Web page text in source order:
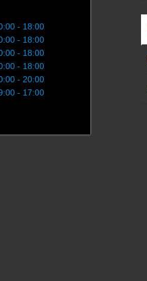
- 18:00
- 18:00
- 18:00
- 18:00
- 20:00
- 17:00